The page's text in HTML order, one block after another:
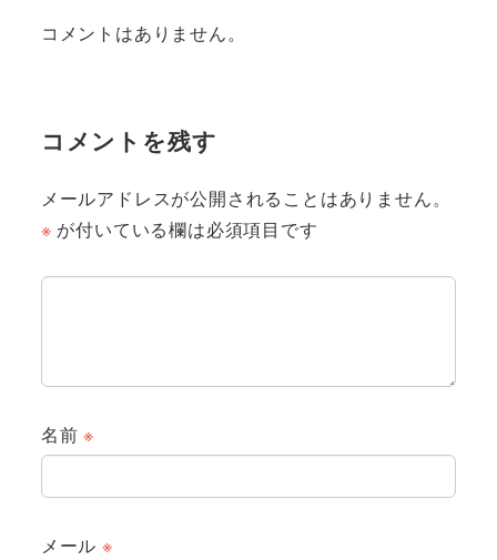
コメントはありません。
コメントを残す
メールアドレスが公開されることはありません。
※ が付いている欄は必須項目です
名前※
メール ※